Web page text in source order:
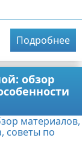
Подробнее
обзор